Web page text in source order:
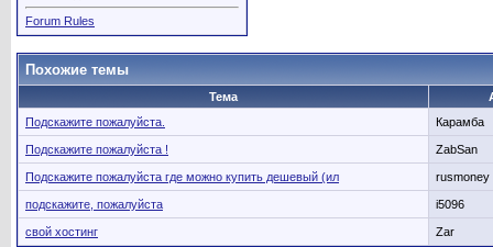
Forum Rules
Похожие темы
Тема
Подскажите пожалуйста.
Карамба
Подскажите пожалуйста ! ZabSan
Подскажите пожалуйста где можно купить дешевый (ил rusmoney
подскажите, пожалуйста i5096
свой хостинг Zar